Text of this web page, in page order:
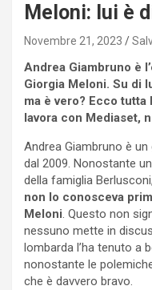
Meloni: lui è
Novembre 21, 2023
Andrea Giambruno è
Giorgia Meloni. Su di
ma è vero? Ecco
lavora con Mediaset,
Andrea Giambruno è
dal 2009. Nonostante
della famiglia Berlusconi,
non lo conosceva
Meloni. Questo non
nessuno mette in
lombarda l’ha tenuto a
nonostante le
che è davvero bravo.